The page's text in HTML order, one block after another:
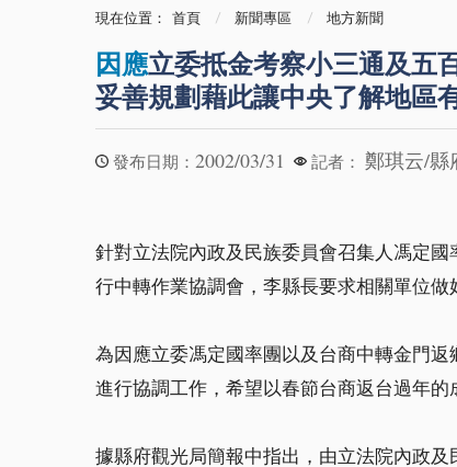
現在位置： 首頁 新聞專區 地方新聞
因應立委抵金考察小三通及五
妥善規劃藉此讓中央了解地區
發布日期： 2002/03/31 記者： 鄭琪云/縣
針對立法院內政及民族委員會召集人馮定
行中轉作業協調會，李縣長要求相關單位
為因應立委馮定國率團以及台商中轉金門
進行協調工作，希望以春節台商返台過年的
據縣府觀光局簡報中指出，由立法院內政